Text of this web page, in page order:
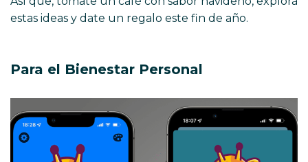
estas ideas y date un regalo este fin de año.
Para el Bienestar Personal